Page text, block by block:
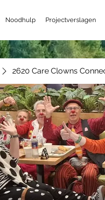
Noodhulp Projectverslagen
2620 Care Clowns